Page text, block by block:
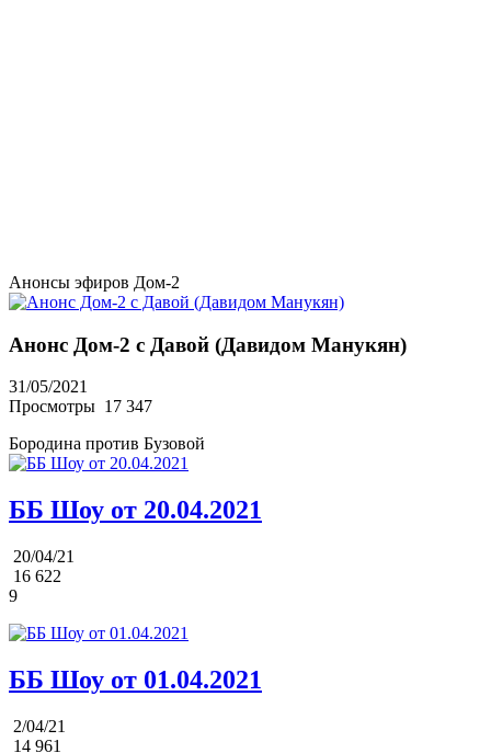
Анонсы эфиров Дом-2
Анонс Дом-2 с Давой (Давидом Манукян)
31/05/2021
Просмотры 17 347
Бородина против Бузовой
ББ Шоу от 20.04.2021
20/04/21
16 622
9
ББ Шоу от 01.04.2021
2/04/21
14 961